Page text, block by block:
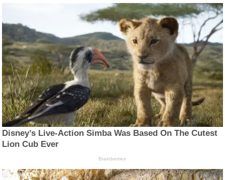
Disney’s Live-Action Simba Was Based On The Cutest
Lion Cub Ever
Brainberries